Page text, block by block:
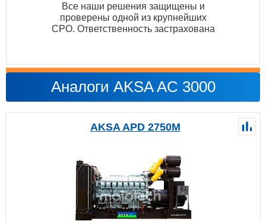
Все наши решения защищены и
проверены одной из крупнейших
СРО. Ответственность застрахована
Аналоги AKSA AC 3000
AKSA APD 2750M